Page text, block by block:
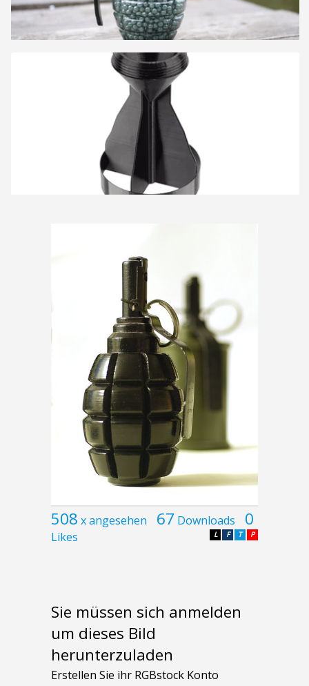
508 x angesehen 67 Downloads 0
Likes P
T
F
L
Sie müssen sich anmelden
um dieses Bild
herunterzuladen